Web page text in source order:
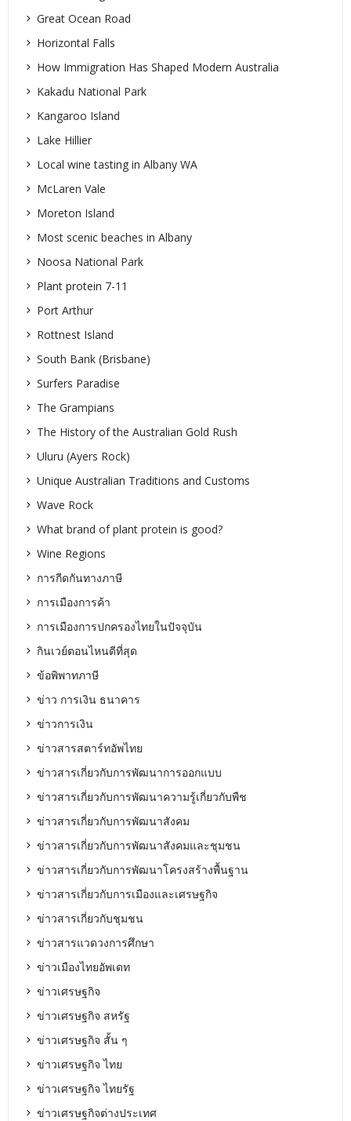
Great Ocean Road
Horizontal Falls
How Immigration Has Shaped Modern Australia
Kakadu National Park
Kangaroo Island
Lake Hillier
Local wine tasting in Albany WA
McLaren Vale
Moreton Island
Most scenic beaches in Albany
Noosa National Park
Plant protein 7-11
Port Arthur
Rottnest Island
South Bank (Brisbane)
Surfers Paradise
The Grampians
The History of the Australian Gold Rush
Uluru (Ayers Rock)
Unique Australian Traditions and Customs
Wave Rock
What brand of plant protein is good?
Wine Regions
การกีดกันทางภาษี
การเมืองการค้า
การเมืองการปกครองไทยในปัจจุบัน
กินเวย์ตอนไหนดีที่สุด
ข้อพิพาทภาษี
ข่าว การเงิน ธนาคาร
ข่าวการเงิน
ข่าวสารสตาร์ทอัพไทย
ข่าวสารเกี่ยวกับการพัฒนาการออกแบบ
ข่าวสารเกี่ยวกับการพัฒนาความรู้เกี่ยวกับพืช
ข่าวสารเกี่ยวกับการพัฒนาสังคม
ข่าวสารเกี่ยวกับการพัฒนาสังคมและชุมชน
ข่าวสารเกี่ยวกับการพัฒนาโครงสร้างพื้นฐาน
ข่าวสารเกี่ยวกับการเมืองและเศรษฐกิจ
ข่าวสารเกี่ยวกับชุมชน
ข่าวสารแวดวงการศึกษา
ข่าวเมืองไทยอัพเดท
ข่าวเศรษฐกิจ
ข่าวเศรษฐกิจ สหรัฐ
ข่าวเศรษฐกิจ สั้น ๆ
ข่าวเศรษฐกิจ ไทย
ข่าวเศรษฐกิจ ไทยรัฐ
ข่าวเศรษฐกิจต่างประเทศ